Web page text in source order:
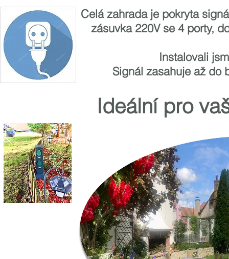
Celá zahrada je pokryta
zásuvka 220V se 4 porty,
Instalovali
Signál zasahuje až do
Ideální pro